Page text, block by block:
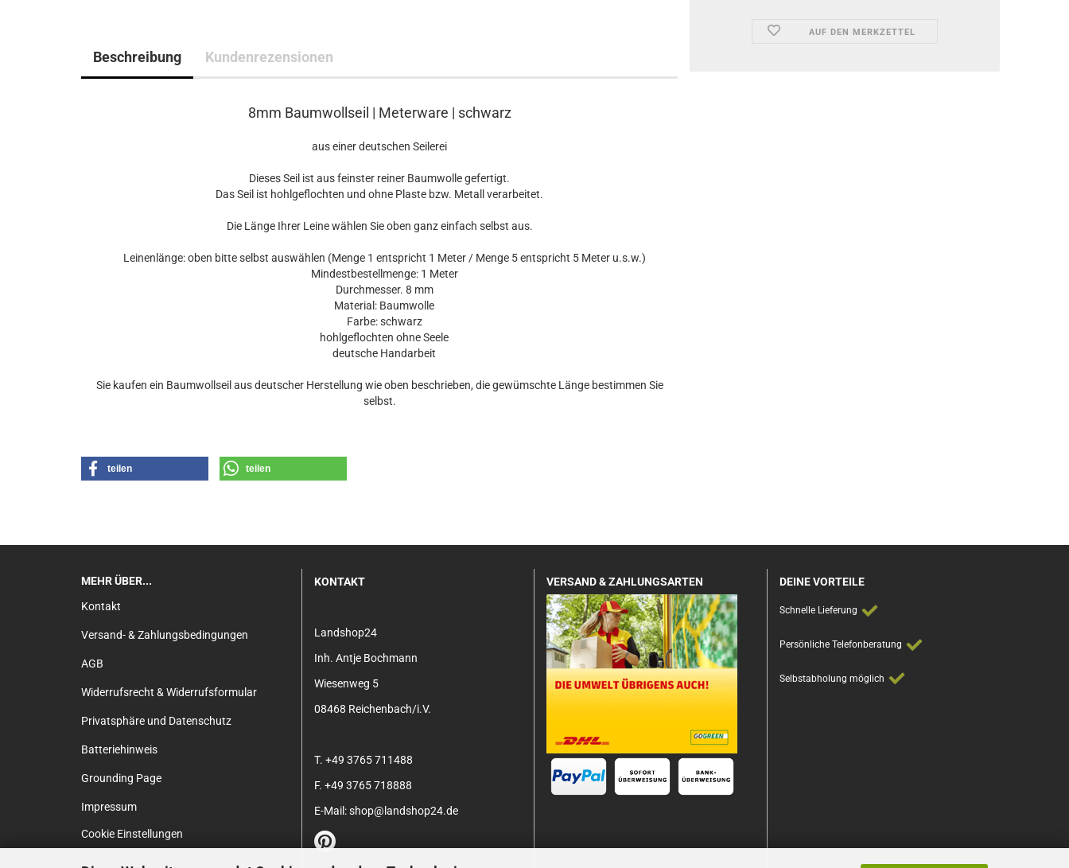
AUF DEN MERKZETTEL
Beschreibung Kundenrezensionen
8mm Baumwollseil | Meterware | schwarz
aus einer deutschen Seilerei
Dieses Seil ist aus feinster reiner Baumwolle gefertigt.
Das Seil ist hohlgeflochten und ohne Plaste bzw. Metall verarbeitet.
Die Länge Ihrer Leine wählen Sie oben ganz einfach selbst aus.
Leinenlänge: oben bitte selbst auswählen (Menge 1 entspricht 1 Meter / Menge 5 entspricht 5 Meter u.s.w.)
Mindestbestellmenge: 1 Meter
Durchmesser. 8 mm
Material: Baumwolle
Farbe: schwarz
hohlgeflochten ohne Seele
deutsche Handarbeit
Sie kaufen ein Baumwollseil aus deutscher Herstellung wie oben beschrieben, die gewümschte Länge bestimmen Sie
selbst.
teilen teilen
MEHR ÜBER...
Kontakt
Versand- & Zahlungsbedingungen
AGB
Widerrufsrecht & Widerrufsformular
Privatsphäre und Datenschutz
Batteriehinweis
Grounding Page
Impressum
Cookie Einstellungen
KONTAKT
Landshop24
Inh. Antje Bochmann
Wiesenweg 5
08468 Reichenbach/i.V.
T. +49 3765 711488
F. +49 3765 718888
E-Mail: shop@landshop24.de
VERSAND & ZAHLUNGSARTEN DEINE VORTEILE
Schnelle Lieferung
Persönliche Telefonberatung
Selbstabholung möglich